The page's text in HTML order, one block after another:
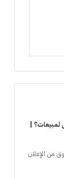
لمبيعات؟ |
من الإعلان